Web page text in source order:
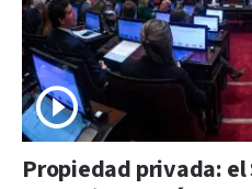
Propiedad privada: